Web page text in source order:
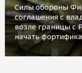
Силы обороны
соглашения с
возле границы с
начать